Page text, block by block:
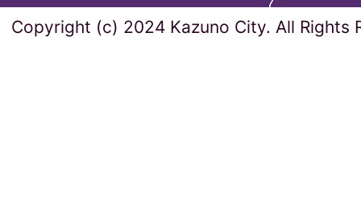
Copyright (c) 2024 Kazuno City. All Rights